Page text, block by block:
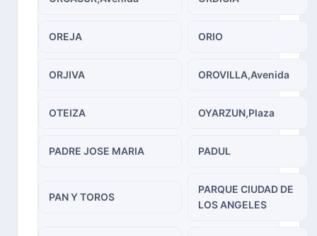
OREJA ORIO
ORJIVA OROVILLA,Avenida
OTEIZA OYARZUN,Plaza
PADRE JOSE MARIA PADUL
PAN Y TOROS
PARQUE CIUDAD DE
LOS ANGELES